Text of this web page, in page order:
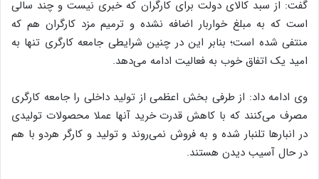
گفت: از سبد کالای دولت برای کارگران که خبری نیست و چند سالی
است که به مبلغ خواربار اضافه نشده و ترمیم مزد کارگران هم که
منتفی شده است؛ بنابر این در چنین شرایطی جامعه کارگری تنها به
امید یک اتفاق خوب به فعالیت ادامه می‌دهد.
وی ادامه داد: از طرفی بخش اعظمی از تولید داخلی را جامعه کارگری
مصرف می‌کنند که با کاهش قدرت خرید آنها عملا محصولات تولیدی
در انبارها تلنبار شده و به فروش نمی‌روند و تولید و کارگر هردو با هم
در حال آسیب دیدن هستند.